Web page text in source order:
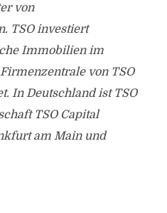
von
TSO investiert
Immobilien im
von TSO
In Deutschland ist TSO
TSO Capital
am Main und